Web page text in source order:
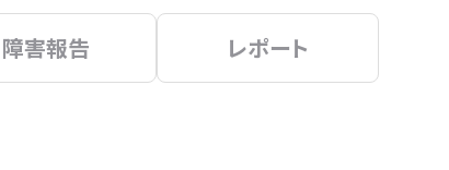
障害報告 レポート